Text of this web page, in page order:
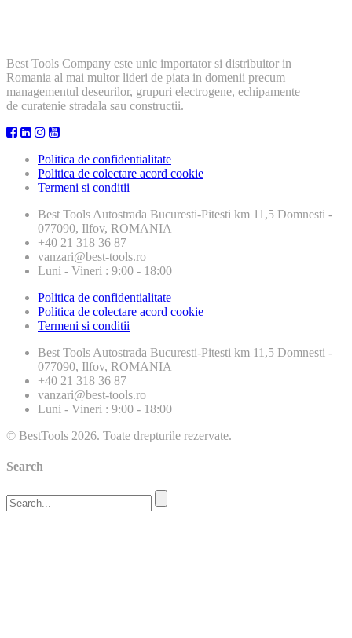
Best Tools Company este unic importator si distribuitor in
Romania al mai multor lideri de piata in domenii precum
managementul deseurilor, grupuri electrogene, echipamente
de curatenie stradala sau constructii.
Politica de confidentialitate
Politica de colectare acord cookie
Termeni si conditii
Best Tools Autostrada Bucuresti-Pitesti km 11,5 Domnesti -
077090, Ilfov, ROMANIA
+40 21 318 36 87
vanzari@best-tools.ro
Luni - Vineri : 9:00 - 18:00
Politica de confidentialitate
Politica de colectare acord cookie
Termeni si conditii
Best Tools Autostrada Bucuresti-Pitesti km 11,5 Domnesti -
077090, Ilfov, ROMANIA
+40 21 318 36 87
vanzari@best-tools.ro
Luni - Vineri : 9:00 - 18:00
© BestTools 2026. Toate drepturile rezervate.
Search